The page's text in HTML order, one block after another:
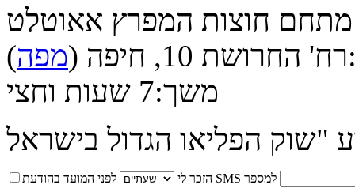
מתחם חוצות המפרץ אאוטלט
רח' החרושת 10, חיפה ( מפה)
משך:7 שעות וחצי
הזכר לי